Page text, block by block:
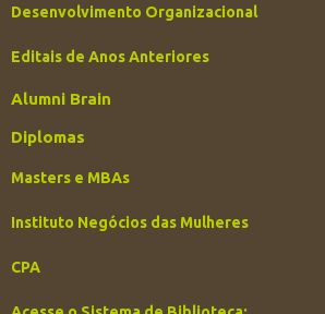
Desenvolvimento Organizacional
Editais de Anos Anteriores
Alumni Brain
Diplomas
Masters e MBAs
Instituto Negócios das Mulheres
CPA